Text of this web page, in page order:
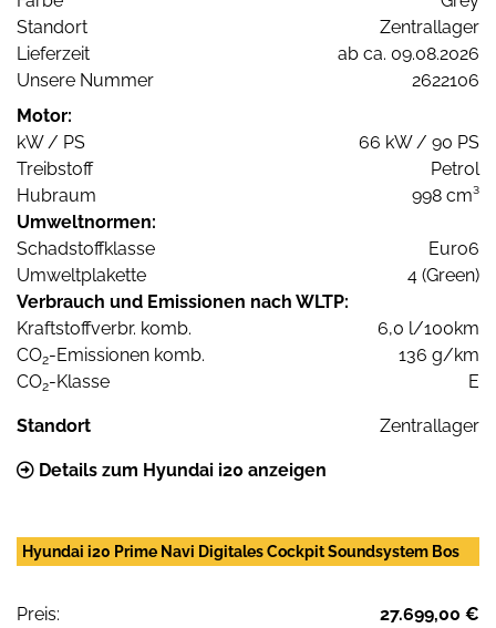
Standort
Zentrallager
Lieferzeit
ab ca. 09.08.2026
Unsere Nummer
2622106
Motor:
kW / PS
66 kW / 90 PS
Treibstoff
Petrol
Hubraum
998 cm³
Umweltnormen:
Schadstoffklasse
Euro6
Umweltplakette
4 (Green)
Verbrauch und Emissionen nach WLTP:
Kraftstoffverbr. komb.
6,0 l/100km
CO2-Emissionen komb.
136 g/km
CO2-Klasse E
Standort Zentrallager
Details zum Hyundai i20 anzeigen
Hyundai i20 Prime Navi Digitales Cockpit Soundsystem Bos
Preis:
27.699,00 €